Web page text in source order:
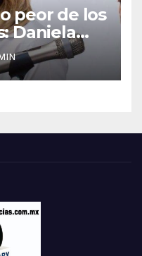
peor de los
Daniela